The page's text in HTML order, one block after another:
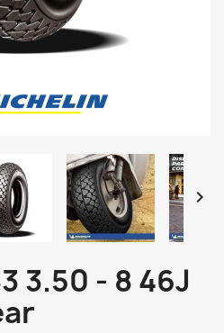

3.50 - 8 46J